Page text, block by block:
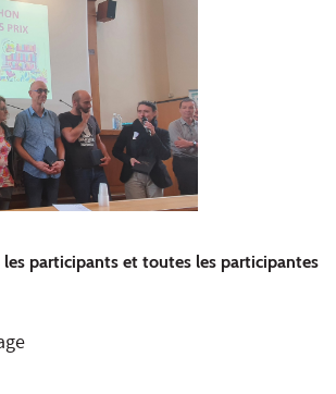
participants et toutes les participantes